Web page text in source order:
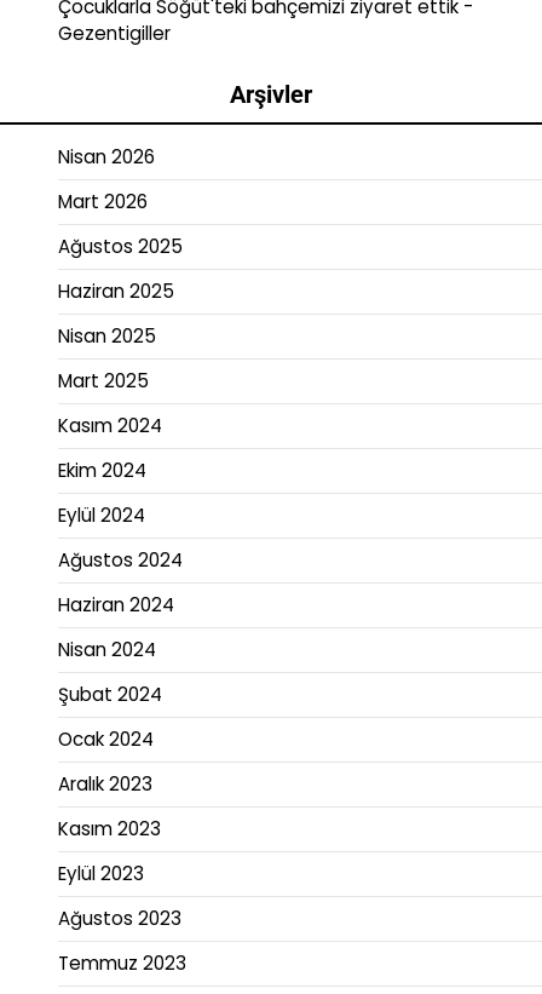
Çocuklarla Söğüt'teki bahçemizi ziyaret ettik -
Gezentigiller
Arşivler
Nisan 2026
Mart 2026
Ağustos 2025
Haziran 2025
Nisan 2025
Mart 2025
Kasım 2024
Ekim 2024
Eylül 2024
Ağustos 2024
Haziran 2024
Nisan 2024
Şubat 2024
Ocak 2024
Aralık 2023
Kasım 2023
Eylül 2023
Ağustos 2023
Temmuz 2023